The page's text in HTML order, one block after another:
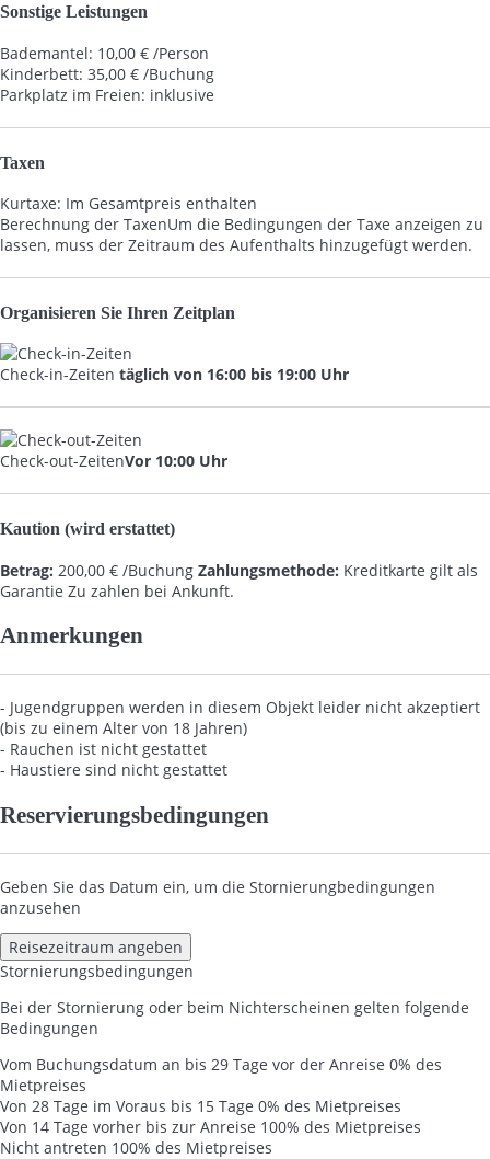
Sonstige Leistungen
Bademantel: 10,00 € /Person
Kinderbett: 35,00 € /Buchung
Parkplatz im Freien: inklusive
Taxen
Kurtaxe: Im Gesamtpreis enthalten
Berechnung der TaxenUm die Bedingungen der Taxe anzeigen zu
lassen, muss der Zeitraum des Aufenthalts hinzugefügt werden.
Organisieren Sie Ihren Zeitplan
Check-in-Zeiten täglich von 16:00 bis 19:00 Uhr
Check-out-ZeitenVor 10:00 Uhr
Kaution (wird erstattet)
Betrag: 200,00 € /Buchung Zahlungsmethode: Kreditkarte gilt als
Garantie Zu zahlen bei Ankunft.
Anmerkungen
- Jugendgruppen werden in diesem Objekt leider nicht akzeptiert
(bis zu einem Alter von 18 Jahren)
- Rauchen ist nicht gestattet
- Haustiere sind nicht gestattet
Reservierungsbedingungen
Geben Sie das Datum ein, um die Stornierungbedingungen
anzusehen
Reisezeitraum angeben
Stornierungsbedingungen
Bei der Stornierung oder beim Nichterscheinen gelten folgende
Bedingungen
Vom Buchungsdatum an bis 29 Tage vor der Anreise 0% des
Mietpreises
Von 28 Tage im Voraus bis 15 Tage 0% des Mietpreises
Von 14 Tage vorher bis zur Anreise 100% des Mietpreises
Nicht antreten 100% des Mietpreises